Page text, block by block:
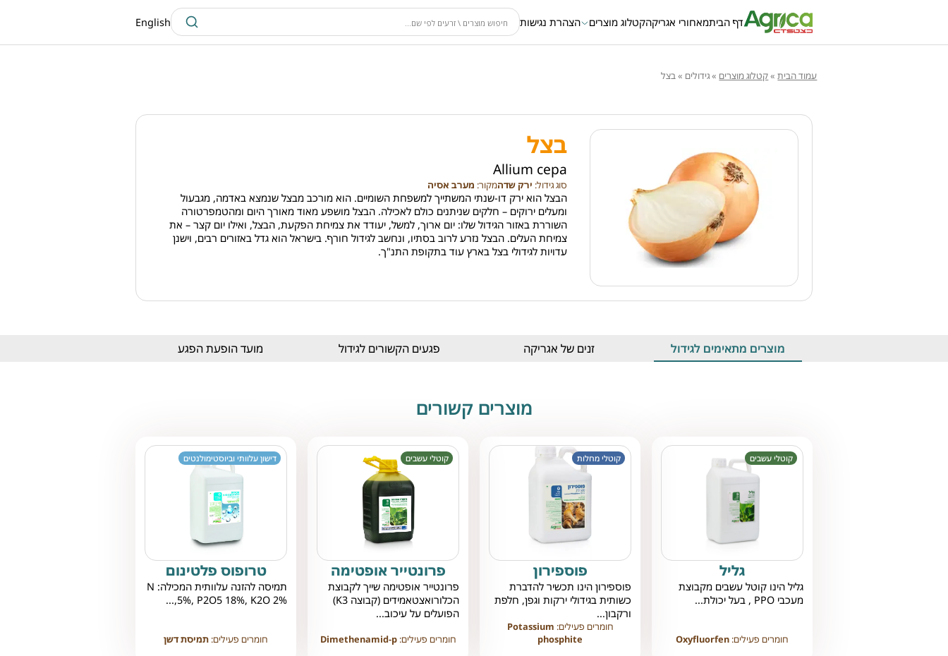
דף הביתמאחורי אגריקהקטלוג מוצרים הצהרת נגישות English
עמוד הבית»קטלוג מוצרים »גידולים »בצל
בצל
Allium cepa
סוג גידול: ירק שדהמקור: מערב אסיה
הבצל הוא ירק דו-שנתי המשתייך למשפחת השומיים. הוא מורכב מבצל שנמצא באדמה, מגבעול
ומעלים ירוקים – חלקים שניתנים כולם לאכילה. הבצל מושפע מאוד מאורך היום ומהטמפרטורה
השוררת באזור הגידול שלו: יום ארוך, למשל, יעודד את צמיחת הפקעת, הבצל, ואילו יום קצר – את
צמיחת העלים. הבצל נזרע לרוב בסתיו, ונחשב לגידול חורף. בישראל הוא גדל באזורים רבים, וישנן
עדויות לגידולי בצל בארץ עוד בתקופת התנ"ך.
מוצרים מתאימים לגידול זנים של אגריקה פגעים הקשורים לגידול מועד הופעת הפגע
מוצרים קשורים
קוטלי עשבים
גליל
גליל הינו קוטל עשבים מקבוצת
מעכבי PPO , בעל יכולת...
חומרים פעילים: Oxyfluorfen
קוטלי מחלות
פוספירון
פוספירון הינו תכשיר להדברת
כשותית בגידולי ירקות וגפן, חלפת
ורקבון...
חומרים פעילים: Potassium
phosphite
קוטלי עשבים
פרונטייר אופטימה
פרונטייר אופטימה שייך לקבוצת
הכלורואצטאמידים (קבוצה K3)
הפועלים על עיכוב...
חומרים פעילים:Dimethenamid-p
דישון עלוותי וביוסטימולנטים
טרופוס פלטינום
תמיסה להזנה עלוותית המכילה: N
5%, P2O5 18%, K2O 2%,...
חומרים פעילים: תמיסת דשן